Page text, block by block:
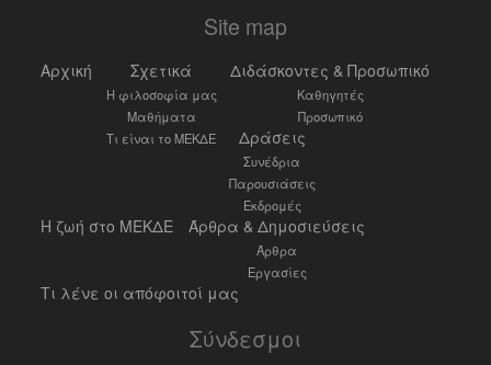
Site map
Αρχική Σχετικά
Η φιλοσοφία μας
Μαθήματα
Τι είναι το ΜΕΚΔΕ
Διδάσκοντες & Προσωπικό
Καθηγητές
Προσωπικό
Δράσεις
Συνέδρια
Παρουσιάσεις
Εκδρομές
Η ζωή στο ΜΕΚΔΕ Άρθρα & Δημοσιεύσεις
Άρθρα
Εργασίες
Τι λένε οι απόφοιτοί μας
Σύνδεσμοι